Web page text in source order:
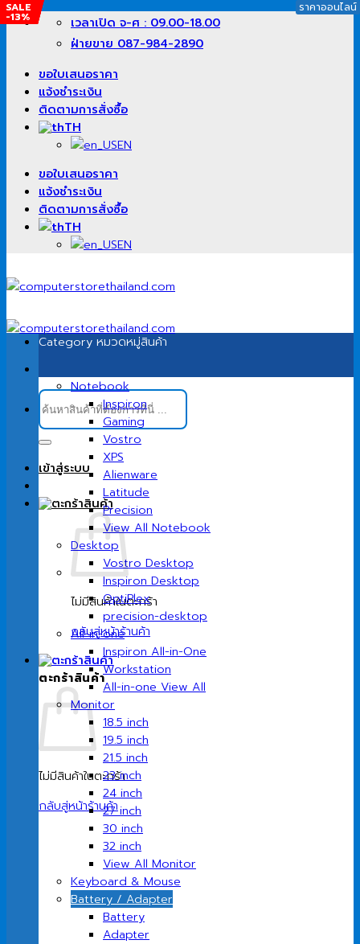
ข้าม
เนื้อหา
เวลาเปิด จ-ศ : 09.00-18.00
ฝ่ายขาย 087-984-2890
ขอใบเสนอราคา
แจ้งชำระเงิน
ติดตามการสั่งซื้อ
TH
EN
ขอใบเสนอราคา
แจ้งชำระเงิน
ติดตามการสั่งซื้อ
TH
EN
ค้นหา:
เข้าสู่ระบบ
ไม่มีสินค้าในตะกร้า
กลับสู่หน้าร้านค้า
ตะกร้าสินค้า
ไม่มีสินค้าในตะกร้า
กลับสู่หน้าร้านค้า
Category หมวดหมู่สินค้า
Notebook
Inspiron
Gaming
Vostro
XPS
Alienware
Latitude
Precision
View All Notebook
Desktop
Vostro Desktop
Inspiron Desktop
OptiPlex
precision-desktop
All-in-one
Inspiron All-in-One
Workstation
All-in-one View All
Monitor
18.5 inch
19.5 inch
21.5 inch
23 inch
24 inch
27 inch
30 inch
32 inch
View All Monitor
Keyboard & Mouse
Battery / Adapter
Battery
Adapter
ราคาออนไลน์
SALE
-13%
SALE
-12%
SALE
-15%
SALE
-19%